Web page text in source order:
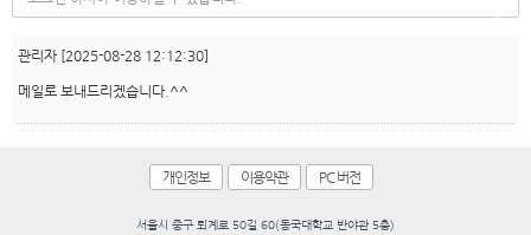
관리자 [2025-08-28 12:12:30]
메일로 보내드리겠습니다.^^
개인정보 이용약관 PC 버전
서울시 중구 퇴계로 50길 60(동국대학교 반야관 5층)